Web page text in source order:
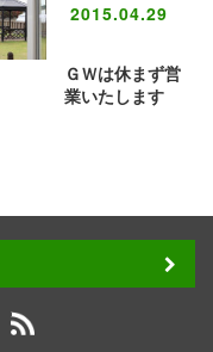
2015.04.29
ＧＷは休まず営
業いたします